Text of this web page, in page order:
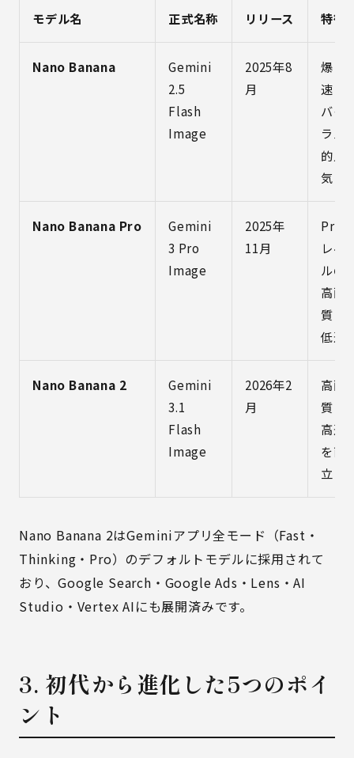
モデル名 正式名称 リリース 特徴
Nano Banana
Gemini
2.5
Flash
Image
2025年8
月
爆
速・
バイ
ラル
的人
気
Nano Banana Pro
Gemini
3 Pro
Image
2025年
11月
Pro
レベ
ルの
高画
質・
低速
Nano Banana 2
Gemini
3.1
Flash
Image
2026年2
月
高画
質＋
高速
を両
立
Nano Banana 2はGeminiアプリ全モード（Fast・
Thinking・Pro）のデフォルトモデルに採用されて
おり、Google Search・Google Ads・Lens・AI
Studio・Vertex AIにも展開済みです。
3. 初代から進化した5つのポイ
ント